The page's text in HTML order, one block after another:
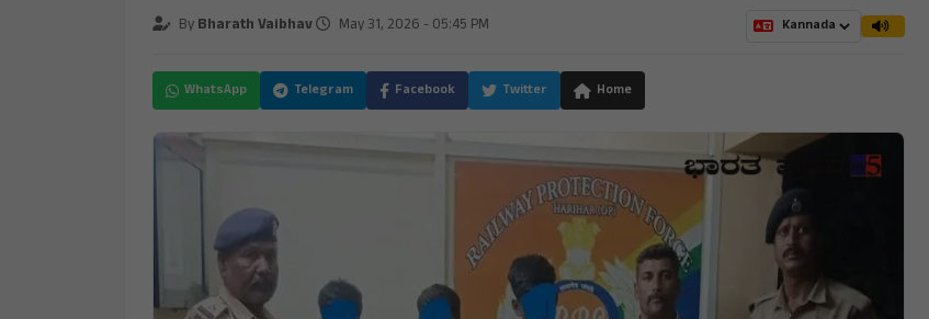
ByBharath Vaibhav May 31, 2026 - 05:45 PM
WhatsApp Telegram Facebook Twitter Home